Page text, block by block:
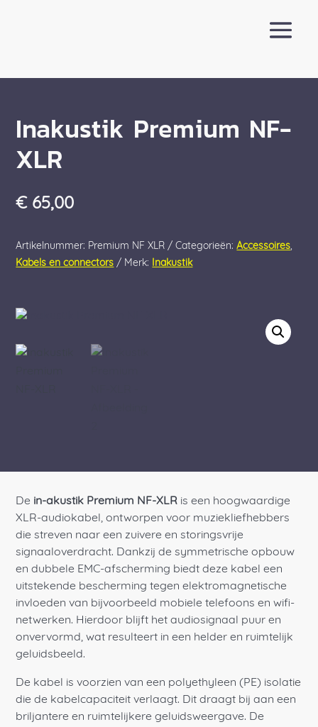
Inakustik Premium NF-
XLR
€65,00
Artikelnummer: Premium NF XLR Categorieën:Accessoires,
Kabels en connectors
Merk: Inakustik
De in-akustik Premium NF-XLR is een hoogwaardige
XLR-audiokabel, ontworpen voor muziekliefhebbers
die streven naar een zuivere en storingsvrije
signaaloverdracht. Dankzij de symmetrische opbouw
en dubbele EMC-afscherming biedt deze kabel een
uitstekende bescherming tegen elektromagnetische
invloeden van bijvoorbeeld mobiele telefoons en wifi-
netwerken. Hierdoor blijft het audiosignaal puur en
onvervormd, wat resulteert in een helder en ruimtelijk
geluidsbeeld.
De kabel is voorzien van een polyethyleen (PE) isolatie
die de kabelcapaciteit verlaagt. Dit draagt bij aan een
briljantere en ruimtelijkere geluidsweergave. De